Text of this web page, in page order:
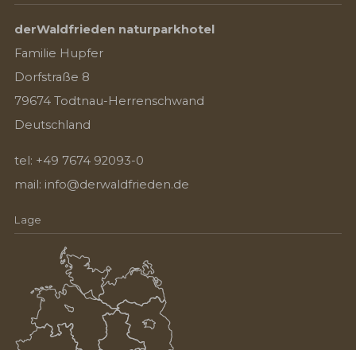
derWaldfrieden naturparkhotel
Familie Hupfer
Dorfstraße 8
79674 Todtnau-Herrenschwand
Deutschland
tel: +49 7674 92093-0
mail: info@derwaldfrieden.de
Lage